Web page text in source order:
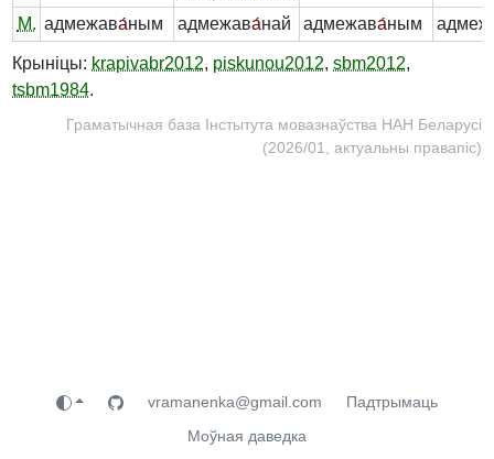
М. адмежава́ным адмежава́най адмежава́ным
Крыніцы: krapivabr2012, piskunou2012, sbm2012,
tsbm1984.
Граматычная база Інстытута мовазнаўства НАН Беларусі
(2026/01, актуальны правапіс)
vramanenka@gmail.com
Падтрымаць
Моўная даведка